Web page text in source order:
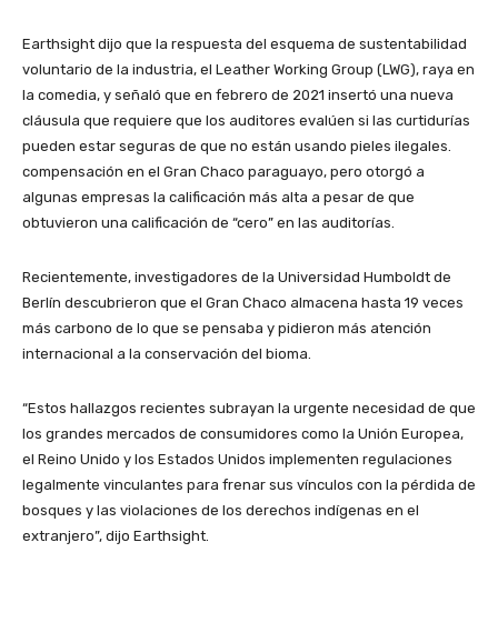
Earthsight dijo que la respuesta del esquema de sustentabilidad
voluntario de la industria, el Leather Working Group (LWG), raya en
la comedia, y señaló que en febrero de 2021 insertó una nueva
cláusula que requiere que los auditores evalúen si las curtidurías
pueden estar seguras de que no están usando pieles ilegales.
compensación en el Gran Chaco paraguayo, pero otorgó a
algunas empresas la calificación más alta a pesar de que
obtuvieron una calificación de “cero” en las auditorías.
Recientemente, investigadores de la Universidad Humboldt de
Berlín descubrieron que el Gran Chaco almacena hasta 19 veces
más carbono de lo que se pensaba y pidieron más atención
internacional a la conservación del bioma.
“Estos hallazgos recientes subrayan la urgente necesidad de que
los grandes mercados de consumidores como la Unión Europea,
el Reino Unido y los Estados Unidos implementen regulaciones
legalmente vinculantes para frenar sus vínculos con la pérdida de
bosques y las violaciones de los derechos indígenas en el
extranjero”, dijo Earthsight.